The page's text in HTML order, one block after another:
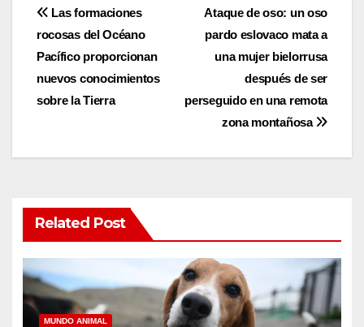
Post
navigation
Ataque de oso: un oso
pardo eslovaco mata a
una mujer bielorrusa
después de ser
perseguido en una remota
zona montañosa
Las formaciones
rocosas del Océano
Pacífico proporcionan
nuevos conocimientos
sobre la Tierra
Related Post
MUNDO ANIMAL